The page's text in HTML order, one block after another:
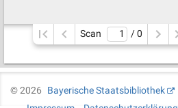
Scan / 0
©2026
Bayerische Staatsbibliothek